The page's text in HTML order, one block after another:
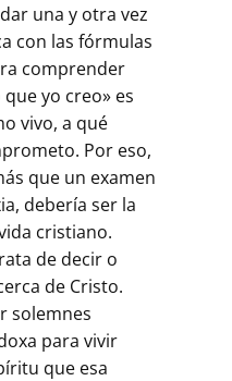
una y otra vez
con las fórmulas
comprender
yo creo» es
vivo, a qué
Por eso,
que un examen
debería ser la
cristiano.
de decir o
de Cristo.
solemnes
para vivir
que esa